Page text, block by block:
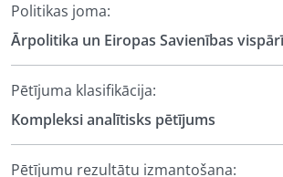
Politikas joma:
Ārpolitika un Eiropas Savienības
Pētījuma klasifikācija:
Kompleksi analītisks pētījums
Pētījumu rezultātu izmantošana: